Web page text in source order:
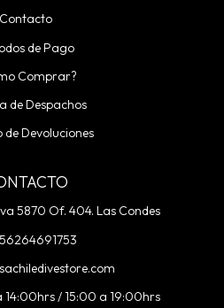
Contacto
de Pago
Comprar?
de Despachos
de Devoluciones
5870 Of. 404. Las Condes
14:00hrs / 15:00 a 19:00hrs